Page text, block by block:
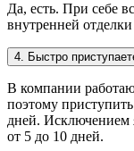
Да, есть. При себе
внутренней
4. Быстро
В компании
поэтому
дней. Исключением
от 5 до 10 дней.